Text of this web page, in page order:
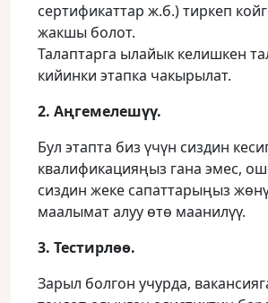
сертификаттар ж.б.) тиркеп
жакшы болот.
Талаптарга ылайык келишкен
кийинки этапка чакырылат.
2. Аңгемелешүү.
Бул этапта биз үчүн сиздин
квалификацияңыз гана эмес,
сиздин жеке сапаттарыңыз
маалымат алуу өтө маанилүү.
3. Тестирлөө.
Зарыл болгон учурда,